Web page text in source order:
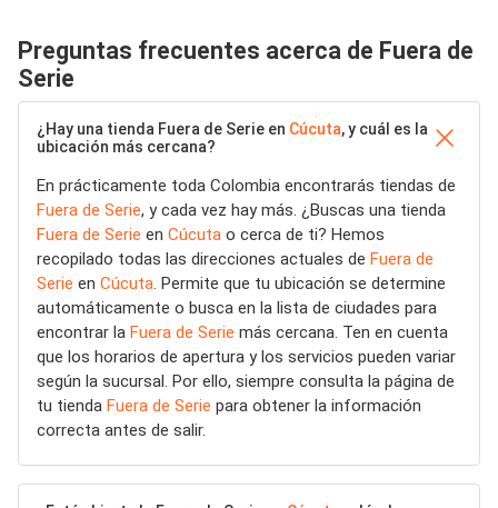
Preguntas frecuentes acerca de Fuera de
Serie
¿Hay una tienda Fuera de Serie en Cúcuta, y cuál es la
ubicación más cercana?
En prácticamente toda Colombia encontrarás tiendas de
Fuera de Serie, y cada vez hay más. ¿Buscas una tienda
Fuera de Serie en Cúcuta o cerca de ti? Hemos
recopilado todas las direcciones actuales de Fuera de
Serie en Cúcuta. Permite que tu ubicación se determine
automáticamente o busca en la lista de ciudades para
encontrar la Fuera de Serie más cercana. Ten en cuenta
que los horarios de apertura y los servicios pueden variar
según la sucursal. Por ello, siempre consulta la página de
tu tienda Fuera de Serie para obtener la información
correcta antes de salir.